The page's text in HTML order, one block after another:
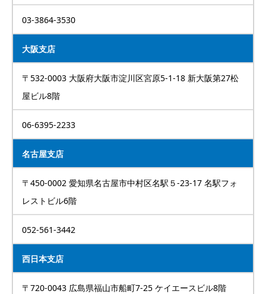
03-3864-3530
大阪支店
〒532-0003 大阪府大阪市淀川区宮原5-1-18 新大阪第27松
屋ビル8階
06-6395-2233
名古屋支店
〒450-0002 愛知県名古屋市中村区名駅５-23-17 名駅フォ
レストビル6階
052-561-3442
西日本支店
〒720-0043 広島県福山市船町7-25 ケイエースビル8階